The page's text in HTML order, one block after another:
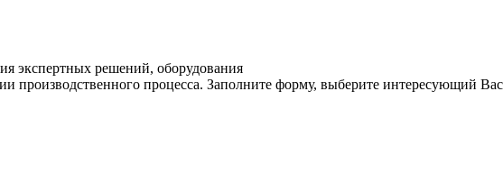
экспертных решений, оборудования
производственного процесса. Заполните форму, выберите интересующий